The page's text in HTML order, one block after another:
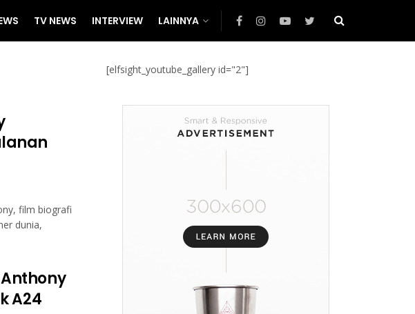
TV NEWS INTERVIEW LAINNYA
film biografi
dunia,
A24
[elfsight_youtube_gallery id="2"]